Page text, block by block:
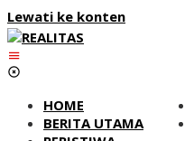
Lewati ke konten
HOME
BERITA UTAMA